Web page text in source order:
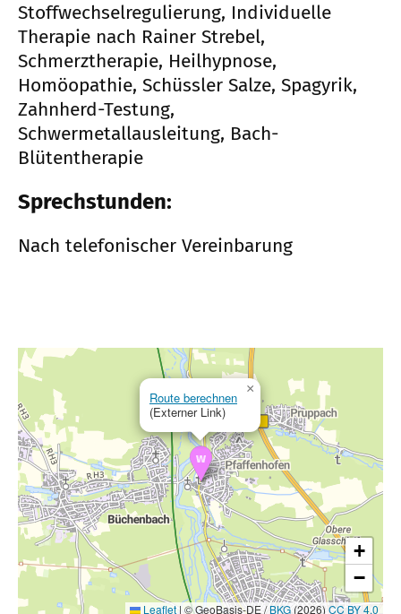
Stoffwechselregulierung, Individuelle
Therapie nach Rainer Strebel,
Schmerztherapie, Heilhypnose,
Homöopathie, Schüssler Salze, Spagyrik,
Zahnherd-Testung,
Schwermetallausleitung, Bach-
Blütentherapie
Sprechstunden:
Nach telefonischer Vereinbarung
Route berechnen
(Externer Link)
×
+
−
Leaflet | © GeoBasis-DE /BKG (2026) CC BY 4.0